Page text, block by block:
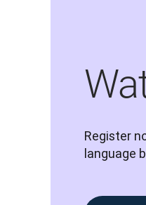
Register
language